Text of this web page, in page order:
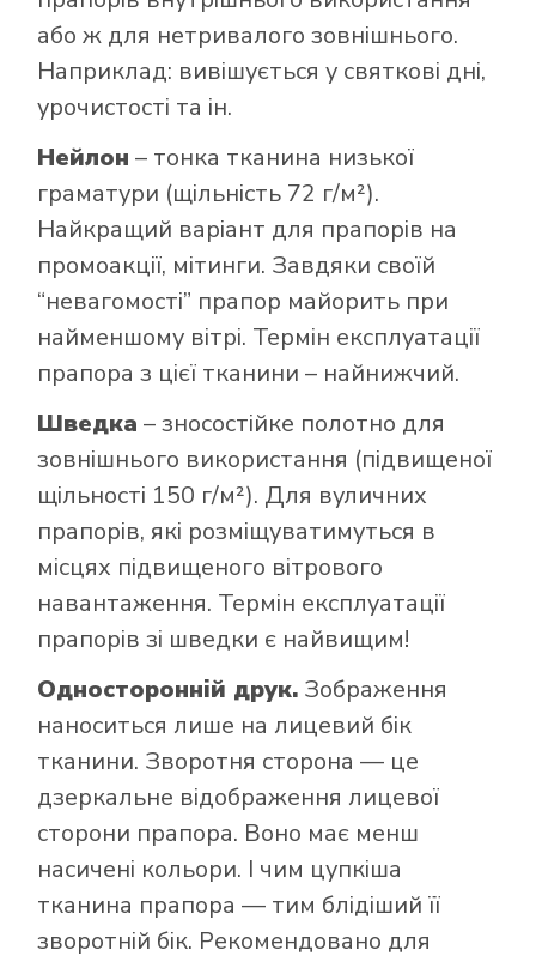
або ж для нетривалого зовнішнього.
Наприклад: вивішується у святкові дні,
урочистості та ін.
Нейлон – тонка тканина низької
граматури (щільність 72 г/м²).
Найкращий варіант для прапорів на
промоакції, мітинги. Завдяки своїй
“невагомості” прапор майорить при
найменшому вітрі. Термін експлуатації
прапора з цієї тканини – найнижчий.
Шведка – зносостійке полотно для
зовнішнього використання (підвищеної
щільності 150 г/м²). Для вуличних
прапорів, які розміщуватимуться в
місцях підвищеного вітрового
навантаження. Термін експлуатації
прапорів зі шведки є найвищим!
Односторонній друк. Зображення
наноситься лише на лицевий бік
тканини. Зворотня сторона — це
дзеркальне відображення лицевої
сторони прапора. Воно має менш
насичені кольори. І чим цупкіша
тканина прапора — тим блідіший її
зворотній бік. Рекомендовано для